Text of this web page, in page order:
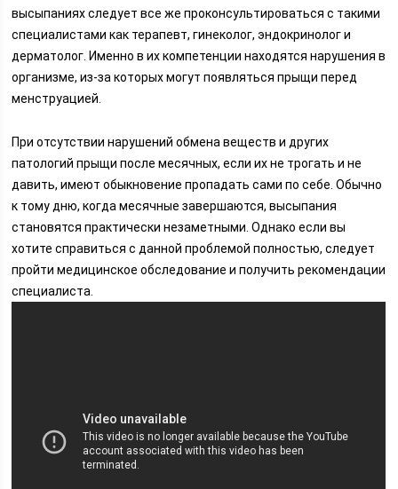
высыпаниях следует все же проконсультироваться с такими
специалистами как терапевт, гинеколог, эндокринолог и
дерматолог. Именно в их компетенции находятся нарушения в
организме, из-за которых могут появляться прыщи перед
менструацией.
При отсутствии нарушений обмена веществ и других
патологий прыщи после месячных, если их не трогать и не
давить, имеют обыкновение пропадать сами по себе. Обычно
к тому дню, когда месячные завершаются, высыпания
становятся практически незаметными. Однако если вы
хотите справиться с данной проблемой полностью, следует
пройти медицинское обследование и получить рекомендации
специалиста.